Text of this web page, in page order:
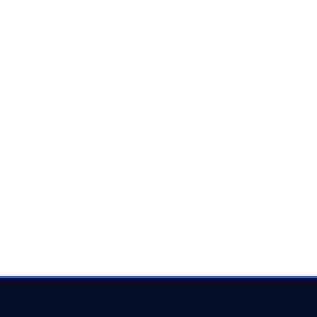
de romper los prejuicios de